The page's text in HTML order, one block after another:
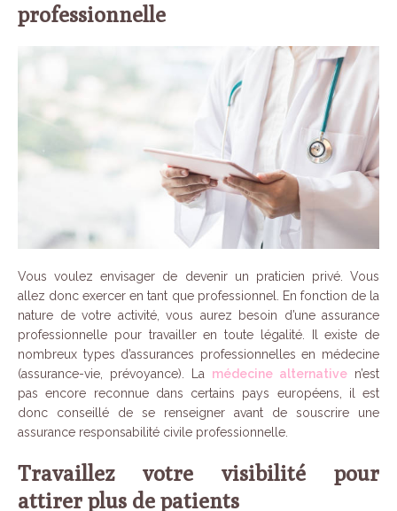
professionnelle
Vous voulez envisager de devenir un praticien privé. Vous
allez donc exercer en tant que professionnel. En fonction de la
nature de votre activité, vous aurez besoin d’une assurance
professionnelle pour travailler en toute légalité. Il existe de
nombreux types d’assurances professionnelles en médecine
(assurance-vie, prévoyance). La médecine alternative n’est
pas encore reconnue dans certains pays européens, il est
donc conseillé de se renseigner avant de souscrire une
assurance responsabilité civile professionnelle.
Travaillez votre visibilité pour
attirer plus de patients